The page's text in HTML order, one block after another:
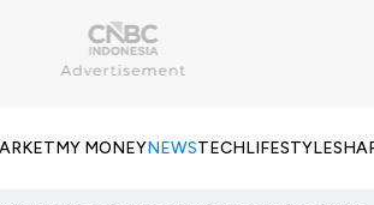
MY MONEYNEWSTECHLIFESTYLE